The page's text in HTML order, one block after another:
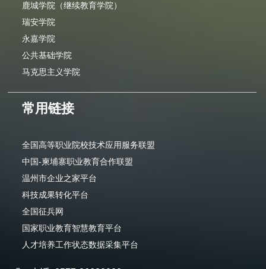
鹿城学院（继续教育学院）
瑞安学院
永嘉学院
公共基础学院
马克思主义学院
常用链接
全国高等职业院校技术应用服务联盟
中国-柬埔寨职业教育合作联盟
温州市企业之家平台
科技成果转化平台
全国征兵网
国家职业教育智慧教育平台
人才培养工作状态数据采集平台